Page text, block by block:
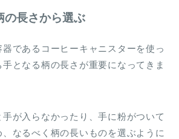
の長さから選ぶ
であるコーヒーキャニスターを使っ
となる柄の長さが重要になってきま
が入らなかったり、手に粉がついて
なるべく柄の長いものを選ぶように